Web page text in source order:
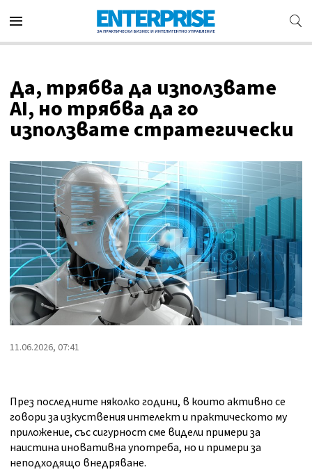
Да, трябва да използвате
AI, но трябва да го
използвате стратегически
11.06.2026, 07:41
През последните няколко години, в които активно се
говори за изкуствения интелект и практическото му
приложение, със сигурност сме видели примери за
наистина иновативна употреба, но и примери за
неподходящо внедряване.